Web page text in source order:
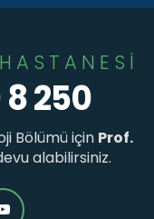
250
Bölümü için Prof.
alabilirsiniz.